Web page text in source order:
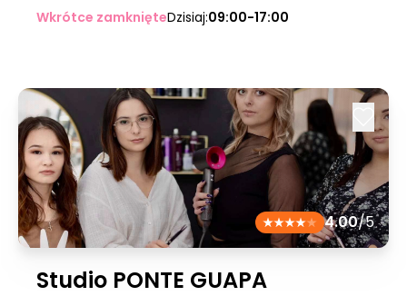
Wkrótce zamknięteDzisiaj:09:00-17:00
4.00/5
Studio PONTE GUAPA